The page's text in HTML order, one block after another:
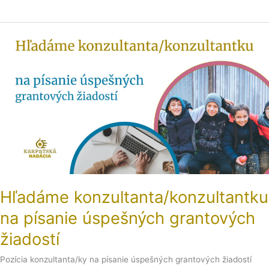
Hľadáme konzultanta/konzultantku
na písanie úspešných grantových
žiadostí
Pozícia konzultanta/ky na písanie úspešných grantových žiadostí
konzultanta/konzultantku
úspešných
grantových